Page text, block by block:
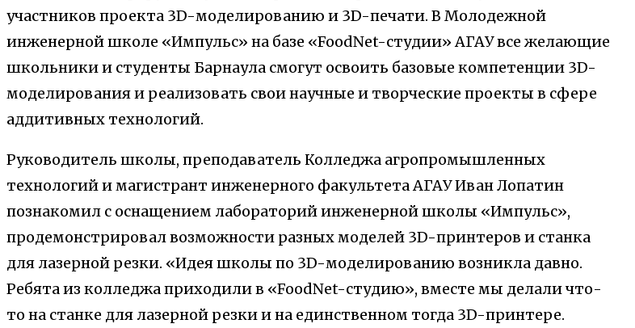
участников проекта 3D-моделированию и 3D-печати. В Молодежной
инженерной школе «Импульс» на базе «FoodNet-студии» АГАУ все желающие
школьники и студенты Барнаула смогут освоить базовые компетенции 3D-
моделирования и реализовать свои научные и творческие проекты в сфере
аддитивных технологий.
Руководитель школы, преподаватель Колледжа агропромышленных
технологий и магистрант инженерного факультета АГАУ Иван Лопатин
познакомил с оснащением лабораторий инженерной школы «Импульс»,
продемонстрировал возможности разных моделей 3D-принтеров и станка
для лазерной резки. «Идея школы по 3D-моделированию возникла давно.
Ребята из колледжа приходили в «FoodNet-студию», вместе мы делали что-
то на станке для лазерной резки и на единственном тогда 3D-принтере.